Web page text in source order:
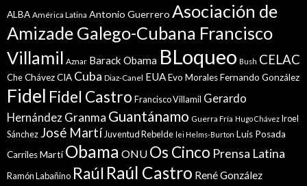
ALBA América Latina Antonio Guerrero Asociación de
Amizade Galego-Cubana Francisco
Villamil Aznar Barack Obama BLoqueo Bush CELAC
CheChávezCIA Cuba Diaz-Canel EUAEvo MoralesFernando González
Fidel Fidel Castro Francisco Villamil Gerardo
Hernández Granma Guantánamo Guerra Fría Hugo Chávez Iroel
Sánchez José Martí Juventud Rebelde lei Helms-Burton Luis Posada
CarrilesMartí Obama ONU Os Cinco Prensa Latina
Ramón Labañino Raúl Raúl Castro René González